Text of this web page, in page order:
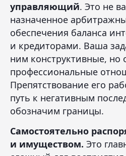
управляющий. Это не
назначенное
обеспечения баланса
и кредиторами. Ваша
ним конструктивные, но
профессиональные
Препятствование его
путь к негативным
обозначим границы.
Самостоятельно
и имуществом. Это